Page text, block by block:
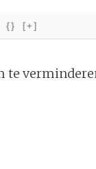
{} [+]
te